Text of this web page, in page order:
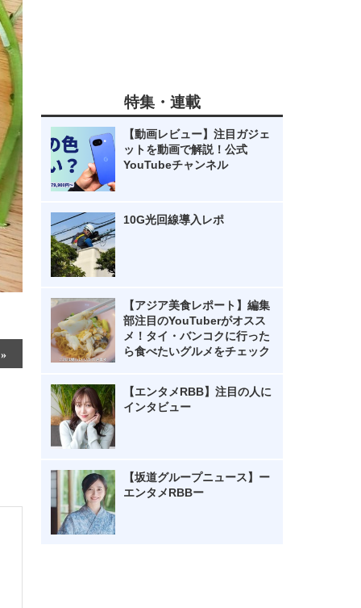
特集・連載
【動画レビュー】注目ガジェ
ットを動画で解説！公式
YouTubeチャンネル
10G光回線導入レポ
【アジア美食レポート】編集
部注目のYouTuberがオスス
メ！タイ・バンコクに行った
ら食べたいグルメをチェック
【エンタメRBB】注目の人に
インタビュー
【坂道グループニュース】ー
エンタメRBBー